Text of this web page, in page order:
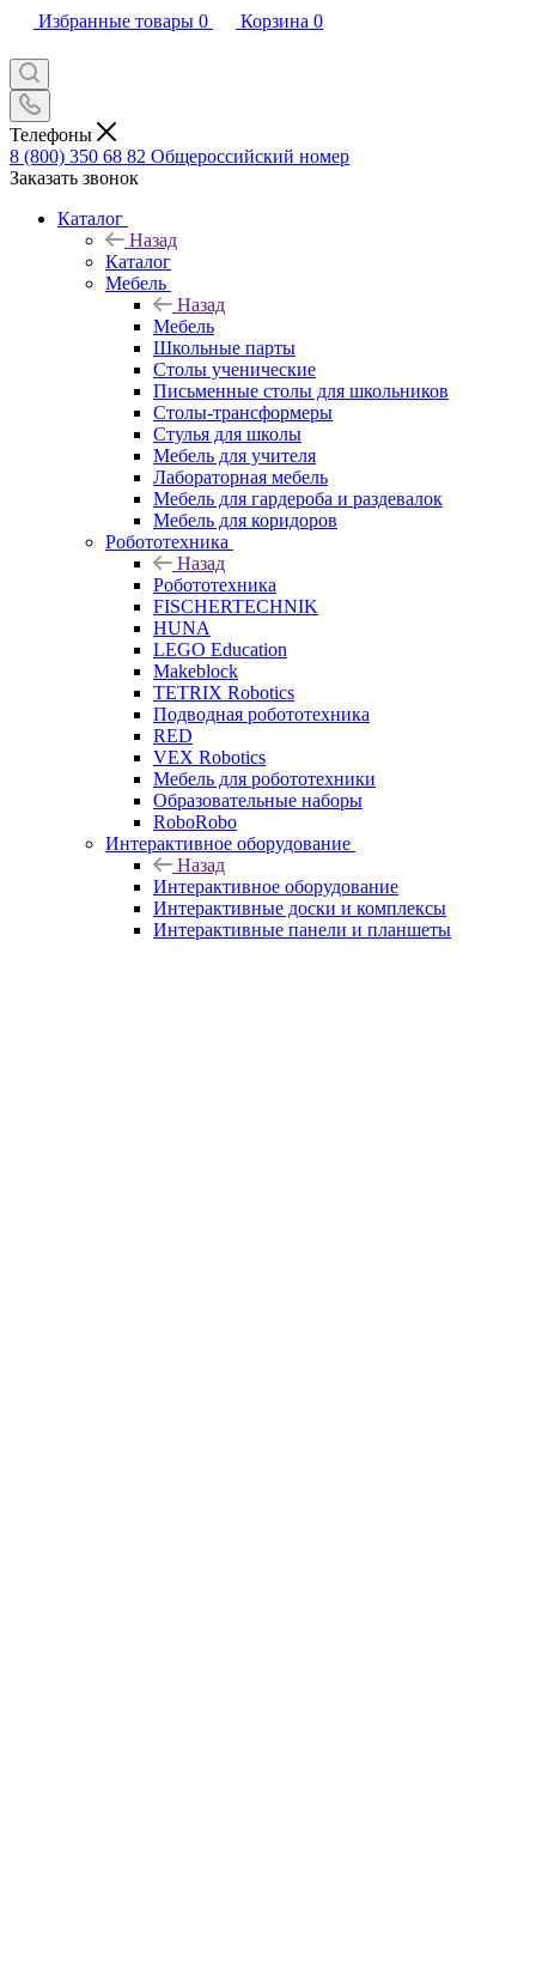
Избранные товары 0 Корзина 0
Телефоны
8 (800) 350 68 82 Общероссийский номер
Заказать звонок
Каталог
Назад
Каталог
Мебель
Назад
Мебель
Школьные парты
Столы ученические
Письменные столы для школьников
Столы-трансформеры
Стулья для школы
Мебель для учителя
Лабораторная мебель
Мебель для гардероба и раздевалок
Мебель для коридоров
Робототехника
Назад
Робототехника
FISCHERTECHNIK
HUNA
LEGO Education
Makeblock
TETRIX Robotics
Подводная робототехника
RED
VEX Robotics
Мебель для робототехники
Образовательные наборы
RoboRobo
Интерактивное оборудование
Назад
Интерактивное оборудование
Интерактивные доски и комплексы
Интерактивные панели и планшеты